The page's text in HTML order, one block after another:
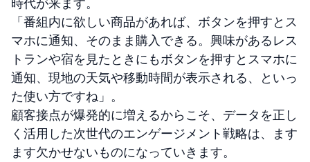
時代が来ます。
「番組内に欲しい商品があれば、ボタンを押すとス
マホに通知、そのまま購入できる。興味があるレス
トランや宿を見たときにもボタンを押すとスマホに
通知、現地の天気や移動時間が表示される、といっ
た使い方ですね」。
顧客接点が爆発的に増えるからこそ、データを正し
く活用した次世代のエンゲージメント戦略は、ます
ます欠かせないものになっていきます。